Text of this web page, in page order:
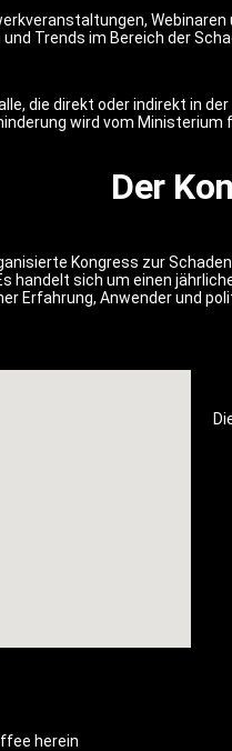
Webinaren
Trends im Bereich der
die direkt oder indirekt in
wird vom
Der
Kongress zur
handelt sich um einen
Erfahrung, Anwender und
herein